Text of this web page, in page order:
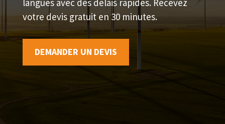
langues avec des délais rapides. Recevez
votre devis gratuit en 30 minutes.
DEMANDER UN DEVIS